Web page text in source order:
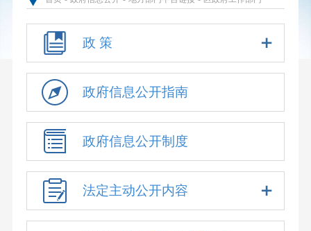
政 策
政府信息公开指南
政府信息公开制度
法定主动公开内容